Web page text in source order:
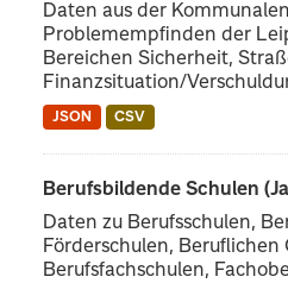
Daten aus der
Problemempfinden der
Bereichen Sicherheit,
Finanzsituation/
JSON CSV
Berufsbildende Schulen
Daten zu Berufsschulen,
Förderschulen, Beruflichen
Berufsfachschulen,